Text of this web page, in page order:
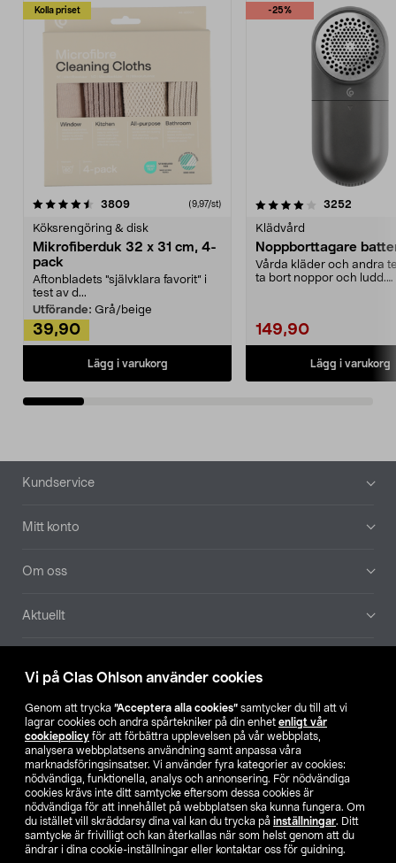
Vi på Clas Ohlson använder cookies
Genom att trycka ”Acceptera alla cookies” samtycker du till att vi
lagrar cookies och andra spårtekniker på din enhet enligt vår
cookiepolicy för att förbättra upplevelsen på vår webbplats,
analysera webbplatsens användning samt anpassa våra
marknadsföringsinsatser. Vi använder fyra kategorier av cookies:
nödvändiga, funktionella, analys och annonsering. För nödvändiga
cookies krävs inte ditt samtycke eftersom dessa cookies är
nödvändiga för att innehållet på webbplatsen ska kunna fungera. Om
du istället vill skräddarsy dina val kan du trycka på inställningar. Ditt
samtycke är frivilligt och kan återkallas när som helst genom att du
ändrar i dina cookie-inställningar eller kontaktar oss för guidning.
Kolla priset
3809recensioner (9,97/st)
Köksrengöring & disk
Mikrofiberduk 32 x 31 cm, 4-
pack
Aftonbladets "självklara favorit” i
test av d...
Utförande: Grå/beige
39,90
Lägg i varukorg
-25%
4.0av 5 stjärnor 3252
Klädvård
Noppborttagare
Vårda kläder och andra
ta bort noppor och ludd.
149,90
Lägg i varukorg
4.5av 5 stjärnor
Sidfot
Kundservice
Mitt konto
Om oss
Aktuellt
Hitta butik
SE NO FI